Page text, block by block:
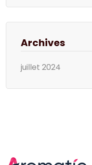
Archives
juillet 2024